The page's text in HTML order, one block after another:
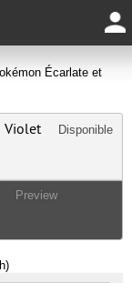
Écarlate et
Violet
Disponible
Preview